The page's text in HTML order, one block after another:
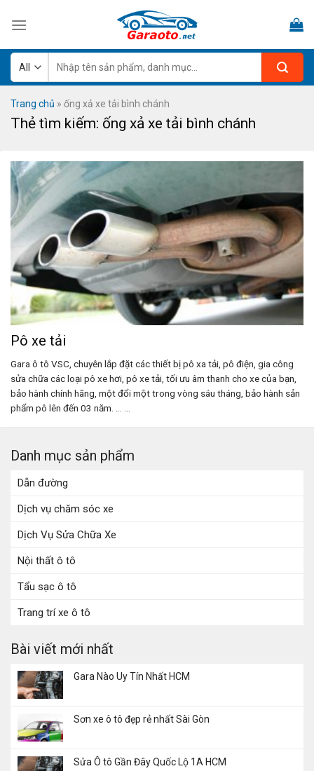
kiếm:
Trang chủ » ống xả xe tải bình chánh
Thẻ tìm kiếm: ống xả xe tải bình chánh
Danh mục sản phẩm
Dẫn đường
Dịch vụ chăm sóc xe
Dịch Vụ Sửa Chữa Xe
Nội thất ô tô
Tẩu sạc ô tô
Trang trí xe ô tô
Bài viết mới nhất
Gara Nào Uy Tín Nhất HCM
Sơn xe ô tô đẹp rẻ nhất Sài Gòn
Sửa Ô tô Gần Đây Quốc Lộ 1A HCM
Pô xe tải
Gara ô tô VSC, chuyên lắp đặt các thiết bị pô xa tải, pô điện, gia công
sửa chữa các loại pô xe hơi, pô xe tải, tối ưu âm thanh cho xe của bạn,
bảo hành chính hãng, một đổi một trong vòng sáu tháng, bảo hành sản
phẩm pô lên đến 03 năm. ... ...